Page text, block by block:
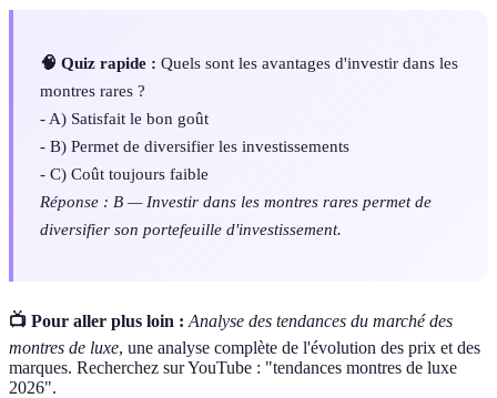
🧠 Quiz rapide : Quels sont les avantages d'investir dans les
montres rares ?
- A) Satisfait le bon goût
- B) Permet de diversifier les investissements
- C) Coût toujours faible
Réponse : B — Investir dans les montres rares permet de
diversifier son portefeuille d'investissement.
📺 Pour aller plus loin : Analyse des tendances du marché des
montres de luxe, une analyse complète de l'évolution des prix et des
marques. Recherchez sur YouTube : "tendances montres de luxe
2026".